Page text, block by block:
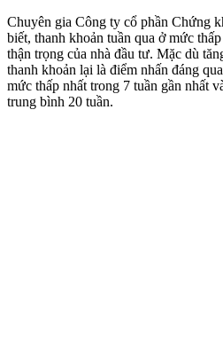
Chuyên gia Công ty cổ phần Chứng
biết, thanh khoản tuần qua ở mức
thận trọng của nhà đầu tư. Mặc dù
thanh khoản lại là điểm nhấn đáng
mức thấp nhất trong 7 tuần gần nhất
trung bình 20 tuần.